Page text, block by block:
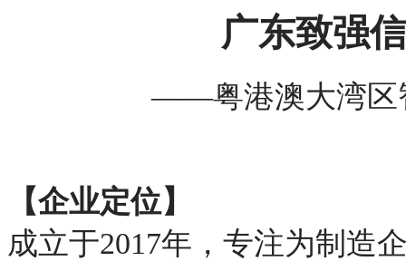
广东致强
——粤港澳大湾区
【企业定位】
成立于2017年，专注为制造